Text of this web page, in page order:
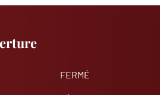
FERMÉ